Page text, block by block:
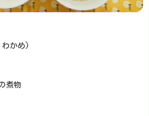
わかめ)
煮物